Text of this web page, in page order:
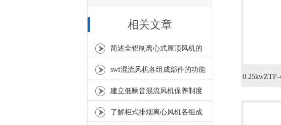
相关文章
简述全铝制离心式屋顶风机的
常见故障相应解决方法
swf混流风机各组成部件的功能
特点介绍
建立低噪音混流风机保养制度
是保障其持续高效的关键
了解柜式排烟离心风机各组成